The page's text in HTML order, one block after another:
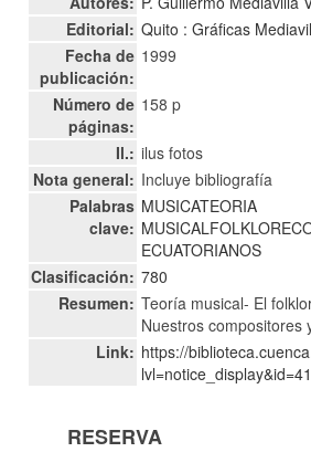
Editorial: Quito : Gráficas
Fecha de
publicación:
1999
Número de
páginas:
158 p
Il.: ilus fotos
Nota general: Incluye bibliografía
Palabras
clave:
MUSICATEORIA
ECUATORIANOS
Clasificación: 780
Resumen: Teoría musical- El
Nuestros compositores
Link: https://
RESERVA